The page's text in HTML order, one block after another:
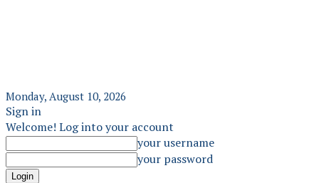
Monday, August 10, 2026
Sign in
Welcome! Log into your account
your username
your password